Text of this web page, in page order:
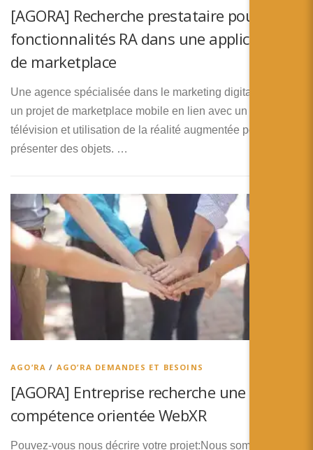
[AGORA] Recherche prestataire pour
fonctionnalités RA dans une application
de marketplace
Une agence spécialisée dans le marketing digital monte
un projet de marketplace mobile en lien avec un réseau de
télévision et utilisation de la réalité augmentée pour
présenter des objets. …
AGO’RA / AGO’RA DEMANDES ET BESOINS
[AGORA] Entreprise recherche une
compétence orientée WebXR
Pouvez-vous nous décrire votre projet:Nous sommes une